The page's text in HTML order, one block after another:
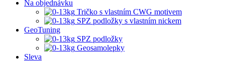
Na objednávku
Tričko s vlastním CWG motivem
SPZ podložky s vlastním nickem
GeoTuning
SPZ podložky
Geosamolepky
Sleva